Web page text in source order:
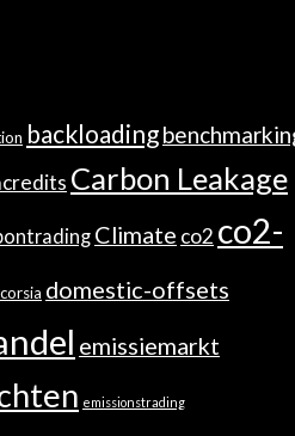
backloading
Carbon Leakage
Climate co2 co2-
corsia domestic-offsets
emissiemarkt
emissionstrading